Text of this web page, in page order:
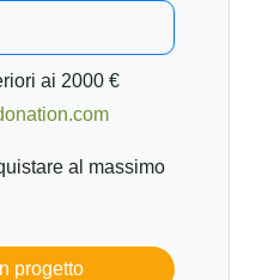
ai 2000 €
al massimo
progetto